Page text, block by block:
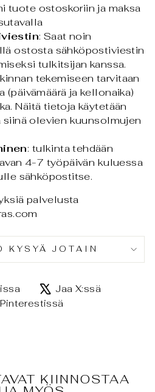
tuote ostoskoriin ja maksa
: Saat noin
ostosta sähköpostiviestin
tulkitsijan kanssa.
tekemiseen tarvitaan
(päivämäärä ja kellonaika)
Näitä tietoja käytetään
siinä olevien kuunsolmujen
: tulkinta tehdään
4-7 työpäivän kuluessa
sähköpostitse.
palvelusta
KYSYÄ JOTAIN
Jaa
Facebookissa
Jaa X:ssä
KIINNOSTAA